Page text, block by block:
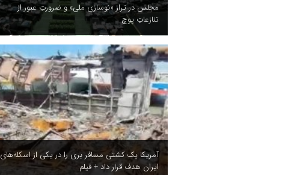
مجلس در ترازِ «نوسازیِ ملی» و ضرورتِ عبور از
تنازعاتِ پوچ
آمریکا یک کشتی مسافر بری را در یکی از اسکله‌های
ایران هدف قرار داد + فیلم